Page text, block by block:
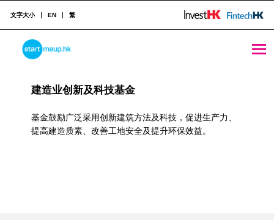
STARTMEUPHK
文字大小 EN 繁
R建造业创新及科技基金
基金鼓励广泛采用创新建筑方法及科技，促进生产力、
提高建造质素、改善工地安全及提升环保效益。